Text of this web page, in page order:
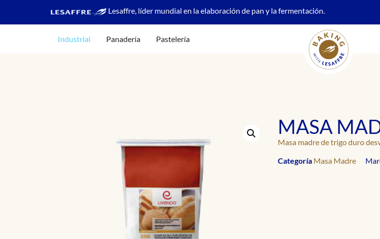
Lesaffre, líder mundial en la elaboración de pan y la fermentación.
Industrial Panadería Pastelería
MASA
Masa madre de trigo duro
Categoría Masa Madre